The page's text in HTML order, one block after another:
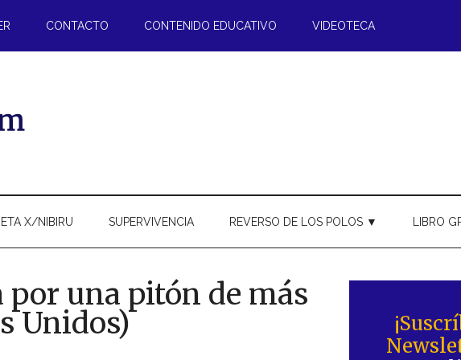
CONTACTO CONTENIDO EDUCATIVO VIDEOTECA
X/NIBIRU SUPERVIVENCIA REVERSO DE LOS POLOS ▼ LIBRO
una pitón de más
Unidos)
lateral
principal